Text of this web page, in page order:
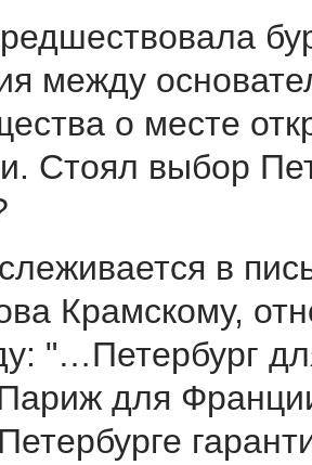
между
о месте
Стоял выбор
в
Крамскому,
"…Петербург
для